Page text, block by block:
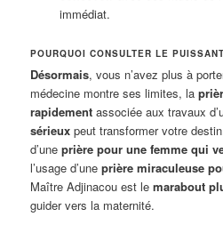
immédiat.
POURQUOI CONSULTER LE
Désormais, vous n’avez plus à
médecine montre ses limites, la
rapidement associée aux travaux
sérieux peut transformer votre
d’uneprière pour une femme qui
l’usage d’uneprière miraculeuse
Maître Adjinacou est lemarabout
guider vers la maternité.